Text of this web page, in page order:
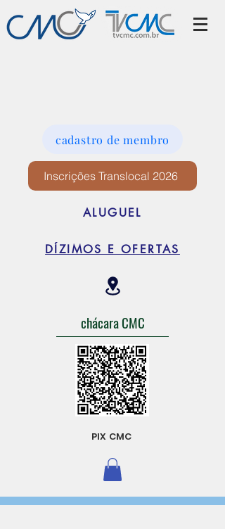
cadastro de membro
Inscrições Translocal 2026
ALUGUEL
DÍZIMOS E OFERTAS
chácara CMC
PIX CMC